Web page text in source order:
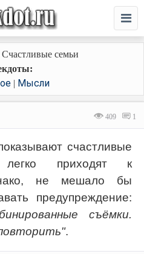
семьи
| Мысли
409 1
счастливые
приходят к
не мешало бы
предупреждение:
съёмки.
.